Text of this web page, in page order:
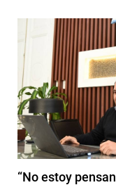
“No estoy